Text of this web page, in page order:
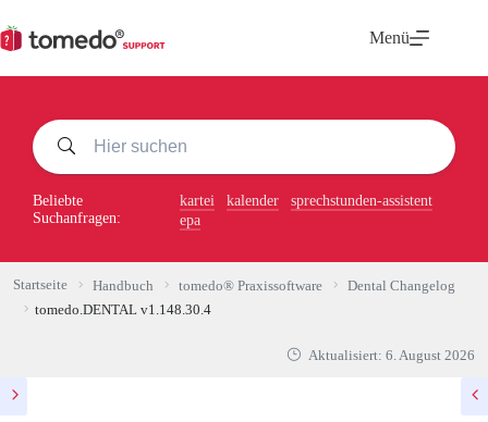
Inhalt
springen
Menü
Beliebte
Suchanfragen:
kartei kalender
sprechstunden-assistent
epa
Startseite Handbuch tomedo® Praxissoftware
Dental Changelog
tomedo.DENTAL v1.148.30.4
Aktualisiert: 6. August 2026